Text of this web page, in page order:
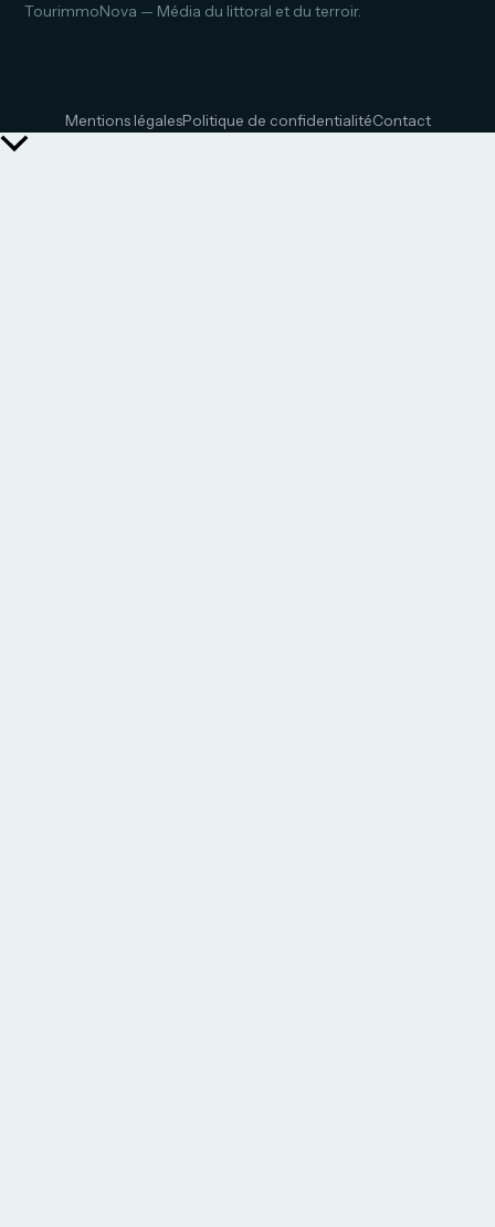
TourimmoNova — Média du littoral et du terroir.
Mentions légalesPolitique de confidentialitéContact